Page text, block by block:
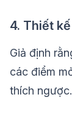
4. Thiết
Giả định
các điểm
thích ngược.